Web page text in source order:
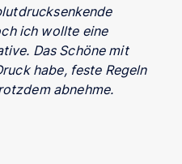
ich wollte eine
Das Schöne mit
habe, feste Regeln
abnehme.